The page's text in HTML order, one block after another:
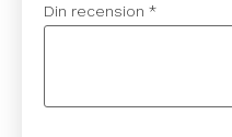
Din recension *